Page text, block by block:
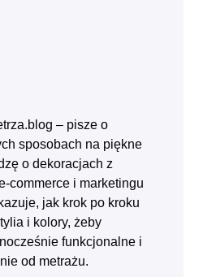
– pisze o
sposobach na piękne
o dekoracjach z
i marketingu
jak krok po kroku
i kolory, żeby
funkcjonalne i
od metrażu.